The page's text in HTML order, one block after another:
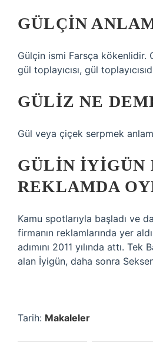
GÜLÇIN
Gülçin ismi Farsça kökenlidir.
gül toplayıcısı, gül
GÜLIZ NE
Gül veya çiçek serpmek
GÜLIN İYIGÜN
REKLAMDA
Kamu spotlarıyla başladı ve
firmanın reklamlarında yer
adımını 2011 yılında attı. Tek
alan İyigün, daha sonra
Tarih: Makaleler